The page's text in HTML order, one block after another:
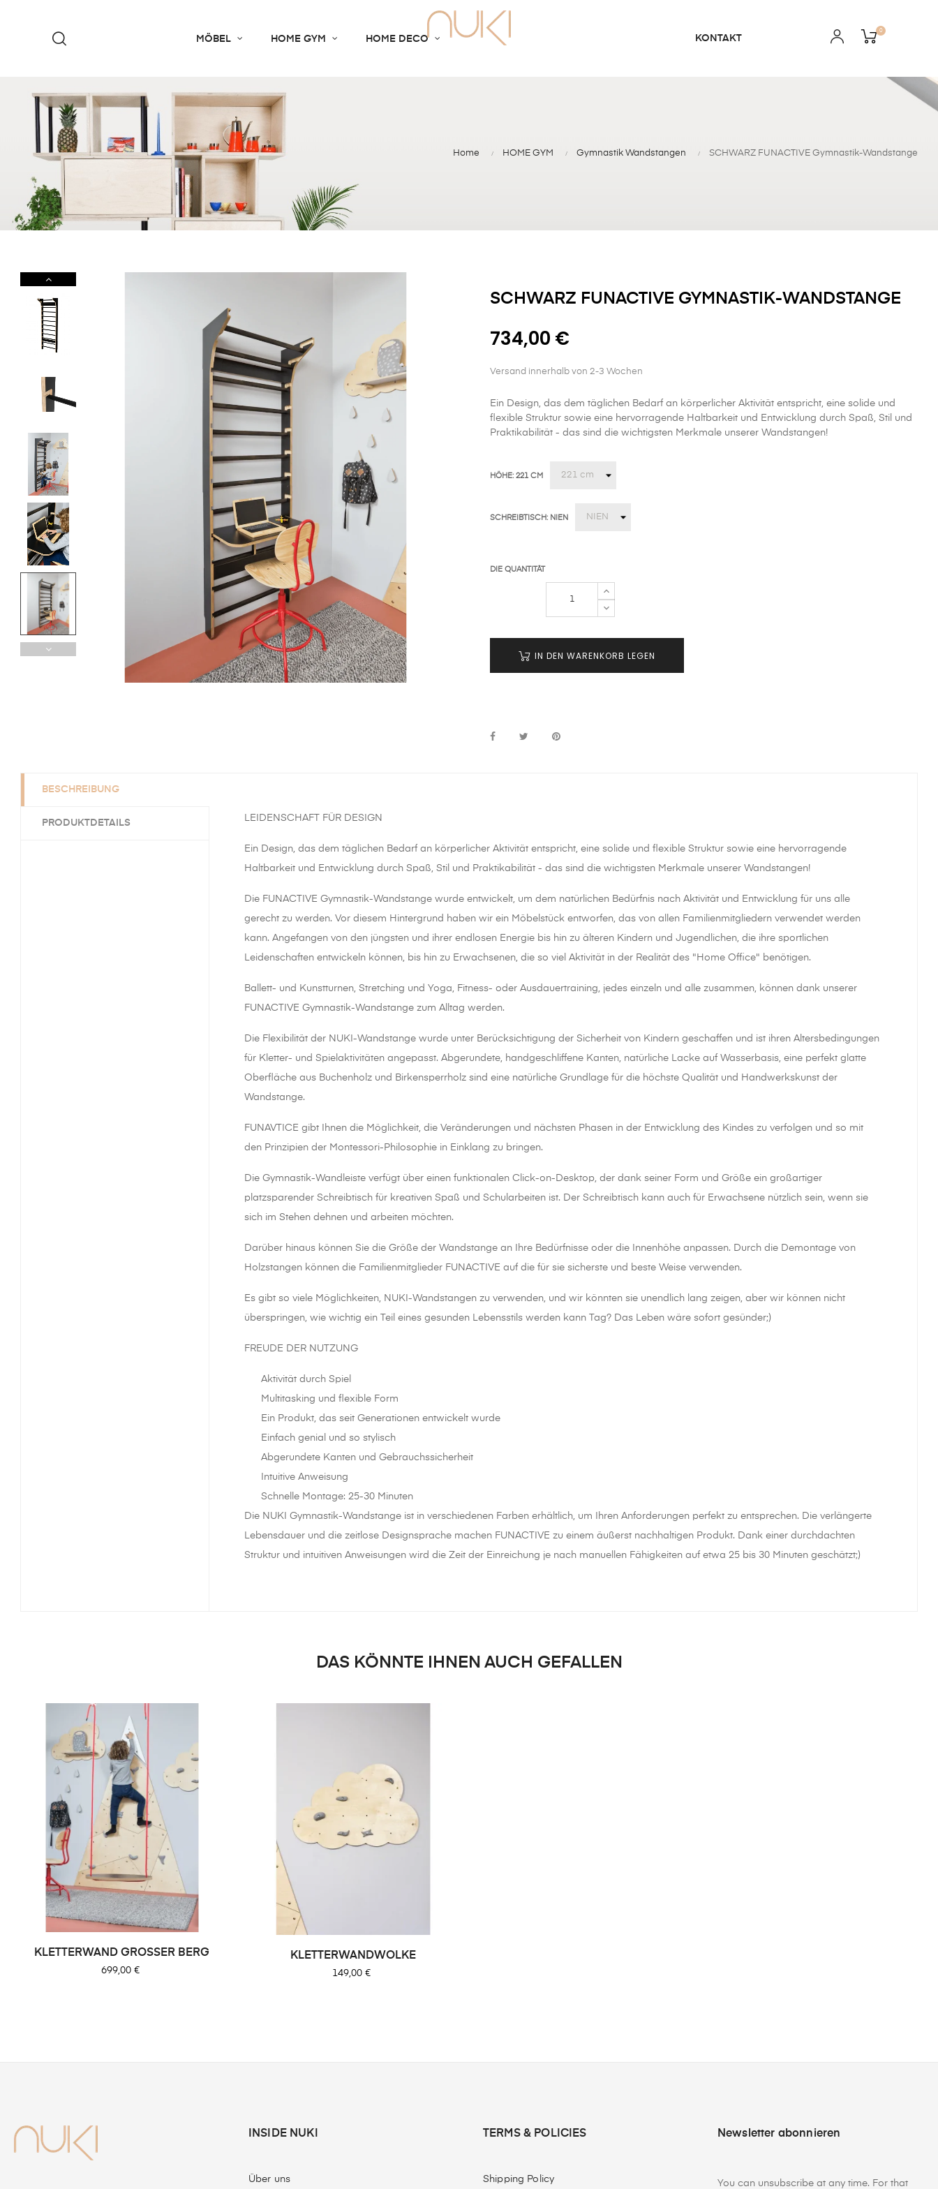
MÖBEL HOME GYM HOME DECO KONTAKT
0
Home HOME GYM Gymnastik Wandstangen SCHWARZ FUNACTIVE Gymnastik-Wandstange
SCHWARZ FUNACTIVE GYMNASTIK-WANDSTANGE
734,00 €
Versand innerhalb von 2-3 Wochen
Ein Design, das dem täglichen Bedarf an körperlicher Aktivität entspricht, eine solide und
flexible Struktur sowie eine hervorragende Haltbarkeit und Entwicklung durch Spaß, Stil und
Praktikabilität - das sind die wichtigsten Merkmale unserer Wandstangen!
HÖHE: 221 CM
SCHREIBTISCH: NIEN
DIE QUANTITÄT
IN DEN WARENKORB LEGEN
BESCHREIBUNG
PRODUKTDETAILS LEIDENSCHAFT FÜR DESIGN
Ein Design, das dem täglichen Bedarf an körperlicher Aktivität entspricht, eine solide und flexible Struktur sowie eine hervorragende
Haltbarkeit und Entwicklung durch Spaß, Stil und Praktikabilität - das sind die wichtigsten Merkmale unserer Wandstangen!
Die FUNACTIVE Gymnastik-Wandstange wurde entwickelt, um dem natürlichen Bedürfnis nach Aktivität und Entwicklung für uns alle
gerecht zu werden. Vor diesem Hintergrund haben wir ein Möbelstück entworfen, das von allen Familienmitgliedern verwendet werden
kann. Angefangen von den jüngsten und ihrer endlosen Energie bis hin zu älteren Kindern und Jugendlichen, die ihre sportlichen
Leidenschaften entwickeln können, bis hin zu Erwachsenen, die so viel Aktivität in der Realität des "Home Office" benötigen.
Ballett- und Kunstturnen, Stretching und Yoga, Fitness- oder Ausdauertraining, jedes einzeln und alle zusammen, können dank unserer
FUNACTIVE Gymnastik-Wandstange zum Alltag werden.
Die Flexibilität der NUKI-Wandstange wurde unter Berücksichtigung der Sicherheit von Kindern geschaffen und ist ihren Altersbedingungen
für Kletter- und Spielaktivitäten angepasst. Abgerundete, handgeschliffene Kanten, natürliche Lacke auf Wasserbasis, eine perfekt glatte
Oberfläche aus Buchenholz und Birkensperrholz sind eine natürliche Grundlage für die höchste Qualität und Handwerkskunst der
Wandstange.
FUNAVTICE gibt Ihnen die Möglichkeit, die Veränderungen und nächsten Phasen in der Entwicklung des Kindes zu verfolgen und so mit
den Prinzipien der Montessori-Philosophie in Einklang zu bringen.
Die Gymnastik-Wandleiste verfügt über einen funktionalen Click-on-Desktop, der dank seiner Form und Größe ein großartiger
platzsparender Schreibtisch für kreativen Spaß und Schularbeiten ist. Der Schreibtisch kann auch für Erwachsene nützlich sein, wenn sie
sich im Stehen dehnen und arbeiten möchten.
Darüber hinaus können Sie die Größe der Wandstange an Ihre Bedürfnisse oder die Innenhöhe anpassen. Durch die Demontage von
Holzstangen können die Familienmitglieder FUNACTIVE auf die für sie sicherste und beste Weise verwenden.
Es gibt so viele Möglichkeiten, NUKI-Wandstangen zu verwenden, und wir könnten sie unendlich lang zeigen, aber wir können nicht
überspringen, wie wichtig ein Teil eines gesunden Lebensstils werden kann Tag? Das Leben wäre sofort gesünder;)
FREUDE DER NUTZUNG
Aktivität durch Spiel
Multitasking und flexible Form
Ein Produkt, das seit Generationen entwickelt wurde
Einfach genial und so stylisch
Abgerundete Kanten und Gebrauchssicherheit
Intuitive Anweisung
Schnelle Montage: 25-30 Minuten
Die NUKI Gymnastik-Wandstange ist in verschiedenen Farben erhältlich, um Ihren Anforderungen perfekt zu entsprechen. Die verlängerte
Lebensdauer und die zeitlose Designsprache machen FUNACTIVE zu einem äußerst nachhaltigen Produkt. Dank einer durchdachten
Struktur und intuitiven Anweisungen wird die Zeit der Einreichung je nach manuellen Fähigkeiten auf etwa 25 bis 30 Minuten geschätzt;)
DAS KÖNNTE IHNEN AUCH GEFALLEN
KLETTERWAND GROSSER BERG
Preis
699,00 €
KLETTERWANDWOLKE
Preis
149,00 €
INSIDE NUKI
Über uns
TERMS & POLICIES
Shipping Policy
Newsletter abonnieren
You can unsubscribe at any time. For that